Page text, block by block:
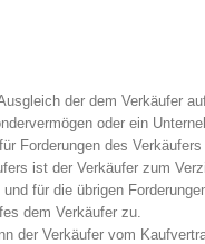
der dem Verkäufer
oder ein
Forderungen des
ist der Verkäufer zum
für die übrigen
dem Verkäufer zu.
der Verkäufer vom